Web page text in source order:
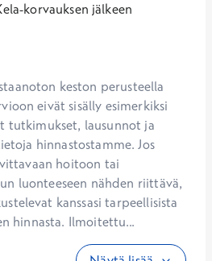
korvauksen jälkeen
keston perusteella
eivät sisälly esimerkiksi
tutkimukset, lausunnot ja
hinnastostamme. Jos
hoitoon tai
luonteeseen nähden riittävä,
kanssasi tarpeellisista
hinnasta. Ilmoitettu...